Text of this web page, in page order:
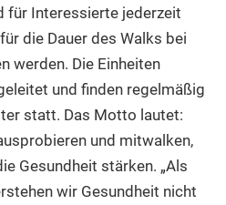
für Interessierte jederzeit
die Dauer des Walks bei
werden. Die Einheiten
und finden regelmäßig
statt. Das Motto lautet:
und mitwalken,
Gesundheit stärken. „Als
wir Gesundheit nicht